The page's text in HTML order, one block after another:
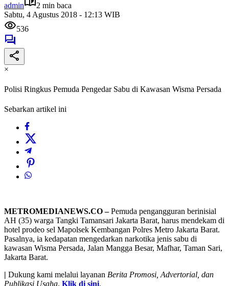
admin
2 min baca
Sabtu, 4 Agustus 2018 - 12:13 WIB
536
×
Polisi Ringkus Pemuda Pengedar Sabu di Kawasan Wisma Persada
Sebarkan artikel ini
METROMEDIANEWS.CO –Pemuda pengangguran berinisial
AH (35) warga Tangki Tamansari Jakarta Barat, harus mendekam di
hotel prodeo sel Mapolsek Kembangan Polres Metro Jakarta Barat.
Pasalnya, ia kedapatan mengedarkan narkotika jenis sabu di
kawasan Wisma Persada, Jalan Mangga Besar, Mafhar, Taman Sari,
Jakarta Barat.
| Dukung kami melalui layanan Berita Promosi, Advertorial, dan
Publikasi Usaha. Klik di sini.